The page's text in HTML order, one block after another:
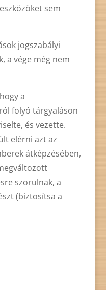
sem
jogszabályi
a vége még nem
a
folyó tárgyaláson
és vezette.
elérni azt az
átképzésében,
szorulnak, a
(biztosítsa a